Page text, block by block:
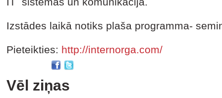
Izstādes laikā notiks plaša programma-
Pieteikties: http://internorga.com/
Vēl ziņas